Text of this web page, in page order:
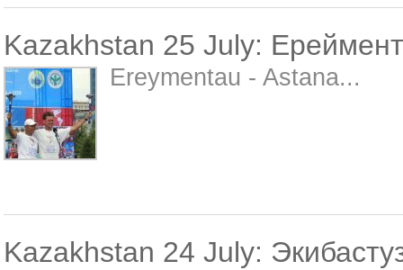
Kazakhstan 25 July:
Ereymentau - Astana...
Kazakhstan 24 July: